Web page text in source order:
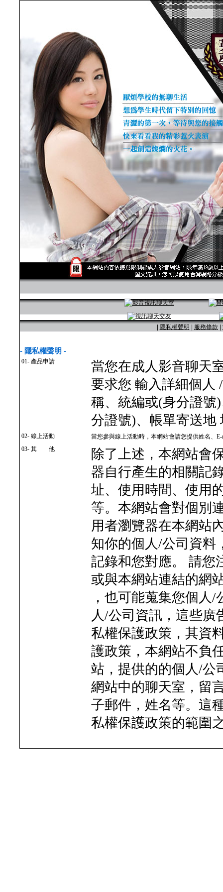
隱私權聲明 服務條款
- 隱私權聲明 -
01- 產品申請
當您在成人影音聊天
要求您 輸入詳細個人
稱、統編或(身分證號
分證號)、帳單寄送地
02- 線上活動
當您參與線上活動時，本網站會請您提供姓名、
03- 其 他
除了上述，本網站會
器自行產生的相關記
址、使用時間、使用
等。本網站會對個別
用者瀏覽器在本網站
知你的個人/公司資料
記錄和您對應。 請您
或與本網站連結的網
，也可能蒐集您個人
人/公司資訊，這些廣
私權保護政策，其資
護政策，本網站不負
站，提供的的個人/公
網站中的聊天室，留
子郵件，姓名等。這
私權保護政策的範圍